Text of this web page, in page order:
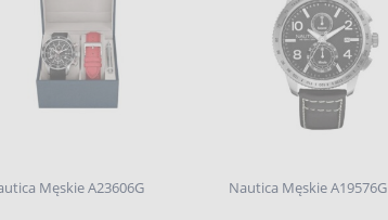
Męskie A23606G Nautica Męskie A19576G